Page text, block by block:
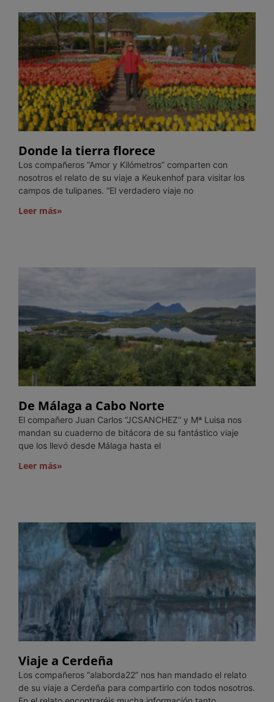
Donde la tierra florece
Los compañeros “Amor y Kilómetros” comparten con
nosotros el relato de su viaje a Keukenhof para visitar los
campos de tulipanes. “El verdadero viaje no
Leer más»
De Málaga a Cabo Norte
El compañero Juan Carlos “JCSANCHEZ” y Mª Luisa nos
mandan su cuaderno de bitácora de su fantástico viaje
que los llevó desde Málaga hasta el
Leer más»
Viaje a Cerdeña
Los compañeros “alaborda22” nos han mandado el relato
de su viaje a Cerdeña para compartirlo con todos nosotros.